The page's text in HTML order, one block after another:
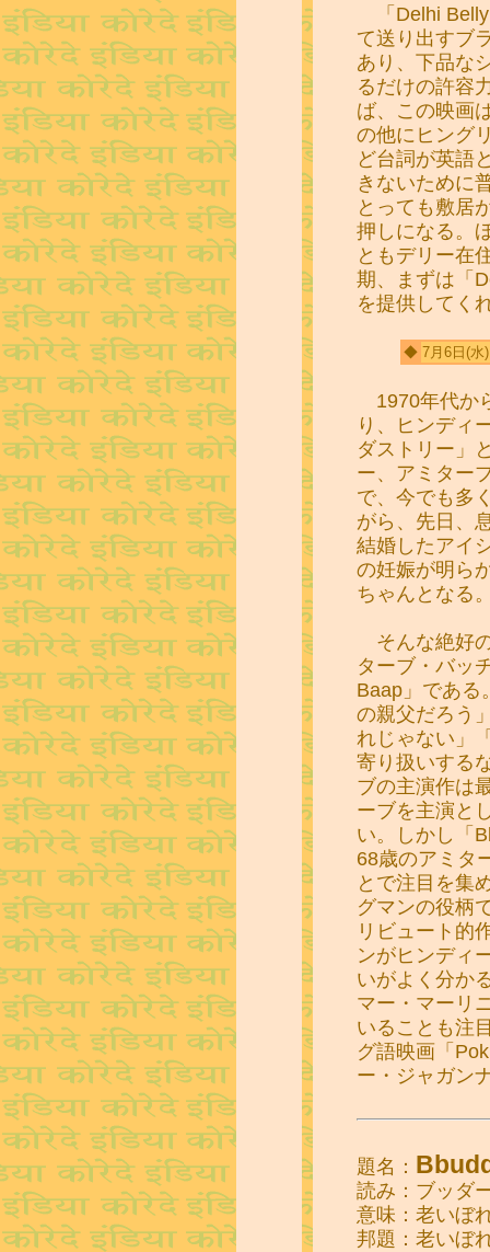
「Delhi Belly
て送り出すブ
あり、下品な
るだけの許容
ば、この映画
の他にヒング
ど台詞が英語
きないために
とっても敷居
押しになる。
ともデリー在
期、まずは「
を提供してく
◆ 7月6日 (水
1970年代か
り、ヒンディ
ダストリー」
ー、アミター
で、今でも多
がら、先日、
結婚したアイ
の妊娠が明ら
ちゃんとなる
そんな絶好
ターブ・バッ
Baap」である
の親父だろう
れじゃない」
寄り扱いする
ブの主演作は
ーブを主演と
い。しかし「
68歳のアミタ
とで注目を集
グマンの役柄
リビュート的
ンがヒンディ
いがよく分か
マー・マーリ
いることも注
グ語映画「
ー・ジャガン
題名：
読み：ブッダ
意味：老いぼ
邦題：老いぼ